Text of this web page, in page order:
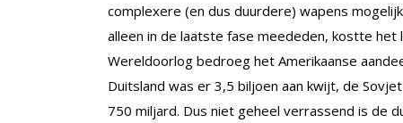
complexere (en dus duurdere) wapens
alleen in de laatste fase meededen, kostte het
Wereldoorlog bedroeg het Amerikaanse
Duitsland was er 3,5 biljoen aan kwijt, de
750 miljard. Dus niet geheel verrassend is de